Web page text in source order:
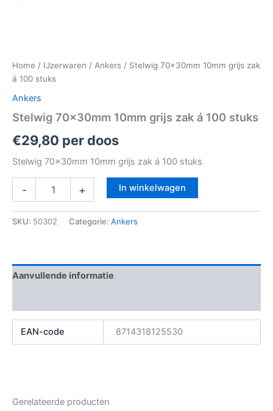
Home / IJzerwaren / Ankers / Stelwig 70x30mm 10mm grijs zak
á 100 stuks
Ankers
Stelwig 70x30mm 10mm grijs zak á 100 stuks
€29,80 per doos
Stelwig 70x30mm 10mm grijs zak á 100 stuks
- + In winkelwagen
SKU: 50302 Categorie: Ankers
Aanvullende informatie
EAN-code 8714318125530
Gerelateerde producten